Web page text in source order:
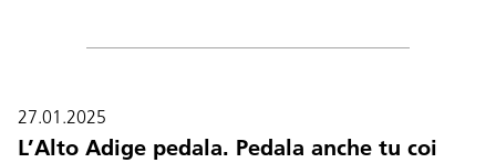
27.01.2025
L’Alto Adige pedala. Pedala anche tu coi